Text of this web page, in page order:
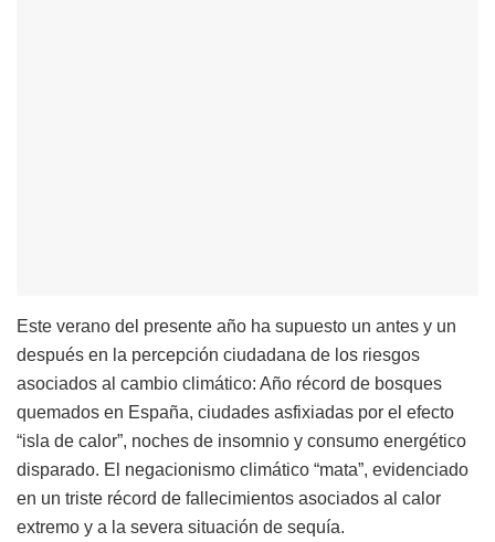
Este verano del presente año ha supuesto un antes y un
después en la percepción ciudadana de los riesgos
asociados al cambio climático: Año récord de bosques
quemados en España, ciudades asfixiadas por el efecto
“isla de calor”, noches de insomnio y consumo energético
disparado. El negacionismo climático “mata”, evidenciado
en un triste récord de fallecimientos asociados al calor
extremo y a la severa situación de sequía.